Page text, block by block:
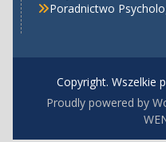
Poradnictwo
Copyright. Wszelkie
Proudly powered by